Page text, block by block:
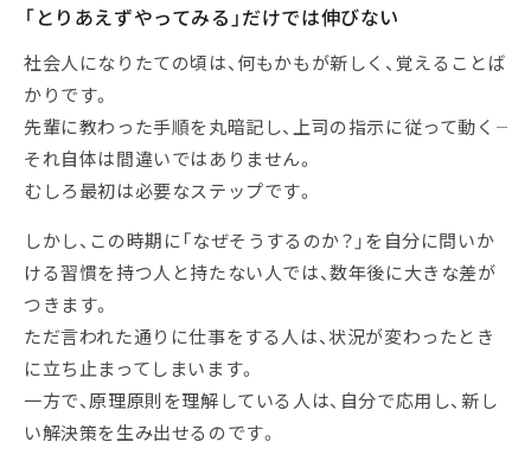
「とりあえずやってみる」だけでは伸びない
社会人になりたての頃は、何もかもが新しく、覚えることば
かりです。
先輩に教わった手順を丸暗記し、上司の指示に従って動く――
それ自体は間違いではありません。
むしろ最初は必要なステップです。
しかし、この時期に「なぜそうするのか？」を自分に問いか
ける習慣を持つ人と持たない人では、数年後に大きな差が
つきます。
ただ言われた通りに仕事をする人は、状況が変わったとき
に立ち止まってしまいます。
一方で、原理原則を理解している人は、自分で応用し、新し
い解決策を生み出せるのです。